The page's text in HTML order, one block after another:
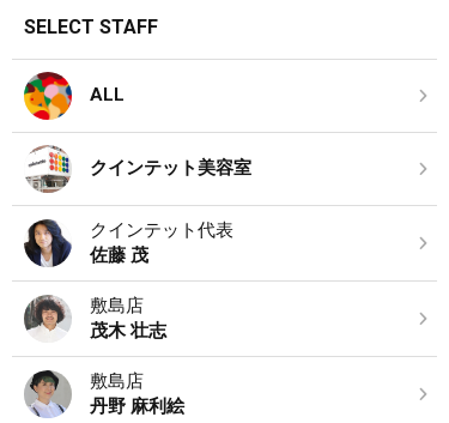
SELECT STAFF
ALL
クインテット美容室
クインテット代表
佐藤 茂
敷島店
茂木 壮志
敷島店
丹野 麻利絵